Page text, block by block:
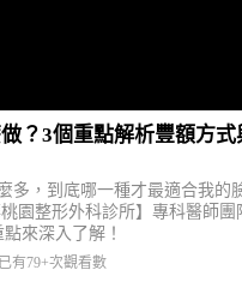
？3個重點解析豐額方式
多，到底哪一種才最適合我的
園整形外科診所】專科醫師團
來深入了解！
已有79+次觀看數